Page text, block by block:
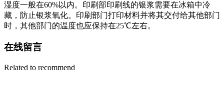
湿度一般在60%以内。印刷部印刷线的银浆需要在冰箱中冷
藏，防止银浆氧化。印刷部门打印材料并将其交付给其他部门
时，其他部门的温度也应保持在25℃左右。
在线留言
Related to recommend